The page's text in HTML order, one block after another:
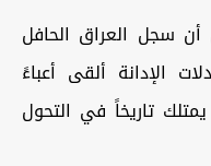
أن سجل العراق الحافل
الإدانة ألقى أعباءً
تاريخاً في التحول